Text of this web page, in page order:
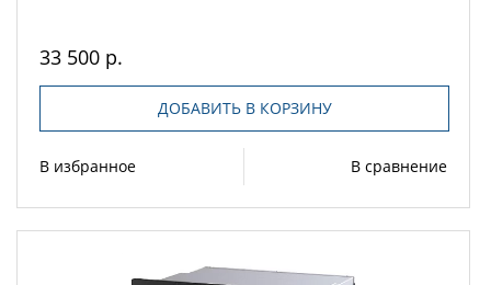
33 500 р.
ДОБАВИТЬ В КОРЗИНУ
В избранное В сравнение